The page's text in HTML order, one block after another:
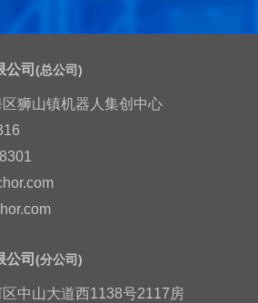
公司(总公司)
狮山镇机器人集创中心
公司(分公司)
区中山大道西1138号2117房